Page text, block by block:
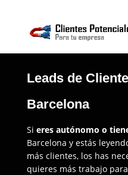
Leads de
Barcelona
Si eres autónomo o
Barcelona y estás
más clientes, los has
quieres más trabajo